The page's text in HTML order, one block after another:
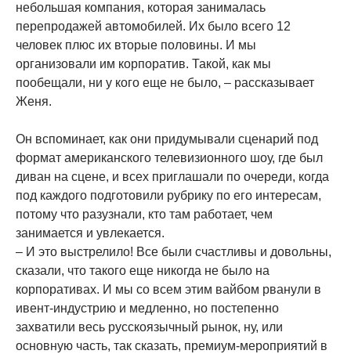
небольшая компания, которая занималась
перепродажей автомобилей. Их было всего 12
человек плюс их вторые половины. И мы
организовали им корпоратив. Такой, как мы
пообещали, ни у кого еще не было, – рассказывает
Женя.
Он вспоминает, как они придумывали сценарий под
формат американского телевизионного шоу, где был
диван на сцене, и всех приглашали по очереди, когда
под каждого подготовили рубрику по его интересам,
потому что разузнали, кто там работает, чем
занимается и увлекается.
– И это выстрелило! Все были счастливы и довольны,
сказали, что такого еще никогда не было на
корпоративах. И мы со всем этим вайбом рванули в
ивент-индустрию и медленно, но постепенно
захватили весь русскоязычный рынок, ну, или
основную часть, так сказать, премиум-мероприятий в